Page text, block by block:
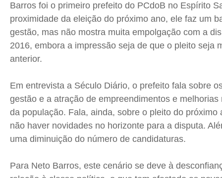
Justiça
Educação
Segurança
Cidades
Direitos
Economia
Cultura
Colunas
Gustavo Bastos
Justiça
Educação
Segurança
Cidades
Direitos
Economia
Cultura
Colunas
Gustavo Bastos
Justiça
Educação
Segurança
Cidades
Direitos
Economia
Cultura
Colunas
Gustavo Bastos
Justiça
Educação
Segurança
Cidades
Direitos
Economia
Cultura
Colunas
Gustavo Bastos
Barros foi o primeiro prefeito do PCdoB no Espírito
proximidade da eleição do próximo ano, ele faz um
gestão, mas não mostra muita empolgação com a
2016, embora a impressão seja de que o pleito seja
anterior.
Em entrevista a Século Diário, o prefeito fala sobre
gestão e a atração de empreendimentos e
da população. Fala, ainda, sobre o pleito do próximo
não haver novidades no horizonte para a disputa.
uma diminuição do número de candidaturas.
Para Neto Barros, este cenário se deve à